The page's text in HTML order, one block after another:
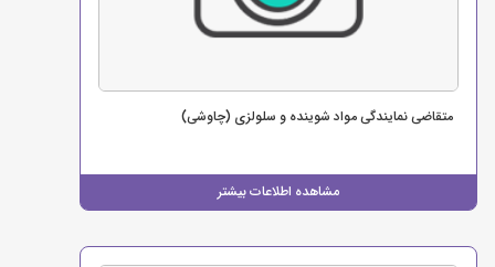
مشاهده اطلاعات بیشتر
متقاضی نمایندگی مواد شوینده و سلولزی (چاوشی)